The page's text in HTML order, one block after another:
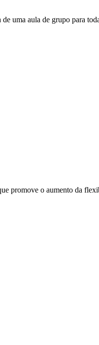
uma aula de grupo para
promove o aumento da